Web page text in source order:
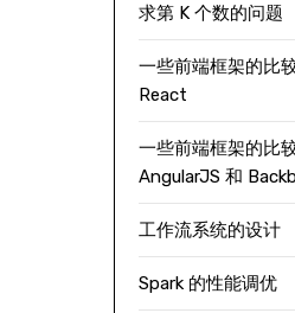
求第 K 个数的问题
一些前端框架的比
React
一些前端框架的比
AngularJS 和
工作流系统的设计
Spark 的性能调优